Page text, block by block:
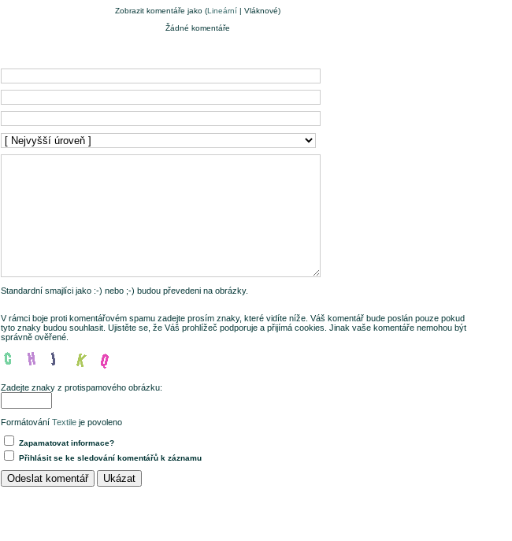
Zobrazit komentáře jako (Lineární | Vláknové)
Žádné komentáře
Standardní smajlíci jako :-) nebo ;-) budou převedeni na obrázky.
V rámci boje proti komentářovém spamu zadejte prosím znaky, které vidíte níže. Váš komentář bude poslán pouze pokud
tyto znaky budou souhlasit. Ujistěte se, že Váš prohlížeč podporuje a přijímá cookies. Jinak vaše komentáře nemohou být
správně ověřené.
Zadejte znaky z protispamového obrázku:
Formátování Textileje povoleno
Zapamatovat informace?
Přihlásit se ke sledování komentářů k záznamu